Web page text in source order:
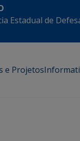
Estadual de
e Projetos